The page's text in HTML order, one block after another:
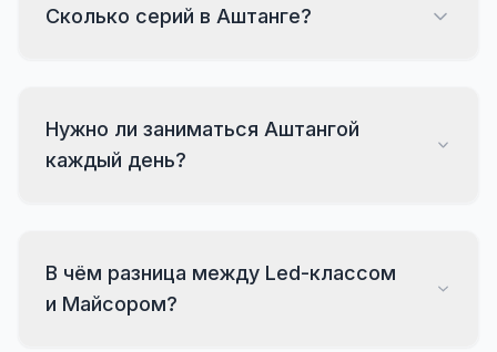
Сколько серий в Аштанге?
Нужно ли заниматься Аштангой
каждый день?
В чём разница между Led-классом
и Майсором?